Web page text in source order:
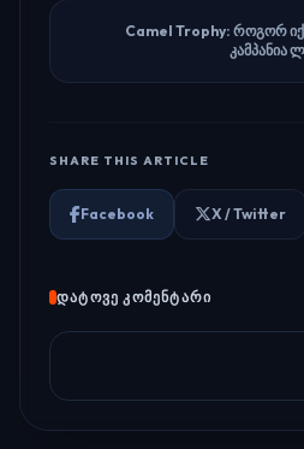
Camel Trophy: როგორ
კამპანია
SHARE THIS ARTICLE
Facebook X / Twitter
ᲓᲐᲢᲝᲕᲔ ᲙᲝᲛᲔᲜᲢᲐᲠᲘ